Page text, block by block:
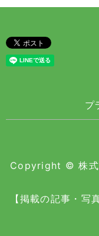
プ
Copyright © 株式
【掲載の記事・写